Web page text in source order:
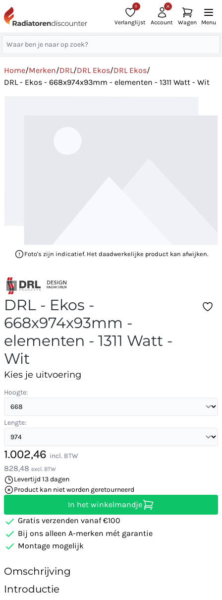
0
Verlanglijst Account Wagen Menu
Home/Merken/DRL/DRL Ekos/DRL Ekos/
DRL - Ekos - 668x974x93mm - elementen - 1311 Watt - Wit
Foto's zijn indicatief. Het daadwerkelijke product kan afwijken.
DRL - Ekos -
668x974x93mm -
elementen - 1311 Watt -
Wit
Kies je uitvoering
Hoogte:
Lengte:
1.002,46 incl. BTW
828,48 excl. BTW
Levertijd 13 dagen
Product kan niet worden geretourneerd
In het winkelmandje
Gratis verzenden vanaf €100
Bij ons alleen A-merken mét garantie
Montage mogelijk
Omschrijving
Introductie